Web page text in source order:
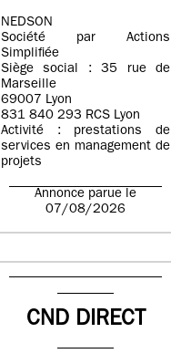
NEDSON
Société par Actions
Simplifiée
Siège social : 35 rue de
Marseille
69007 Lyon
831 840 293 RCS Lyon
Activité : prestations de
services en management de
projets
Annonce parue le
07/08/2026
CND DIRECT